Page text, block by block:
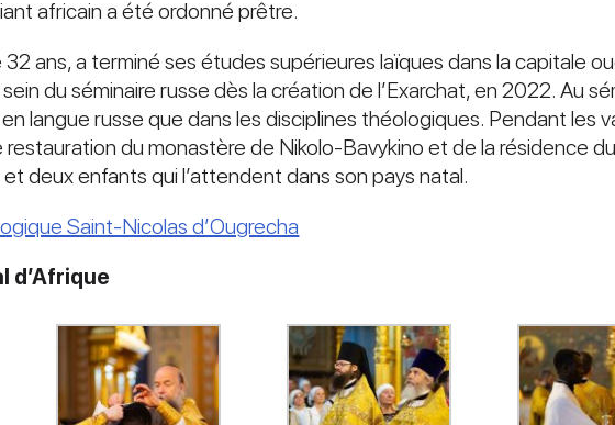
africain a été ordonné prêtre.
32 ans, a terminé ses études supérieures laïques dans la capitale
du séminaire russe dès la création de l’Exarchat, en 2022. Au
langue russe que dans les disciplines théologiques. Pendant les
du monastère de Nikolo-Bavykino et de la résidence
deux enfants qui l’attendent dans son pays natal.
Saint-Nicolas d’Ougrecha
d’Afrique